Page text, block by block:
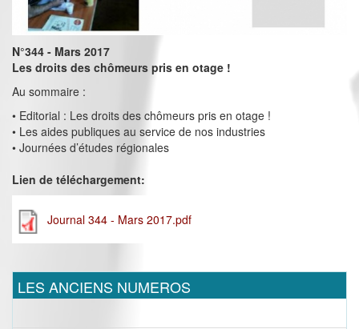
N°344 - Mars 2017
Les droits des chômeurs pris en otage !
Au sommaire :
• Editorial : Les droits des chômeurs pris en otage !
• Les aides publiques au service de nos industries
• Journées d’études régionales
Lien de téléchargement:
Journal 344 - Mars 2017.pdf
LES ANCIENS NUMEROS